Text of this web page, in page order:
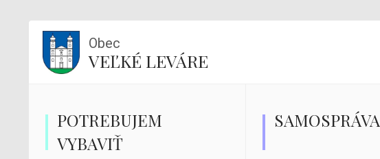
Obec
VEĽKÉ LEVÁRE
POTREBUJEM
VYBAVIŤ
SAMOSPRÁVA